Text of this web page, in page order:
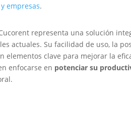
empresas.
representa una solución
actuales. Su facilidad de uso, la
elementos clave para mejorar la
enfocarse en potenciar su